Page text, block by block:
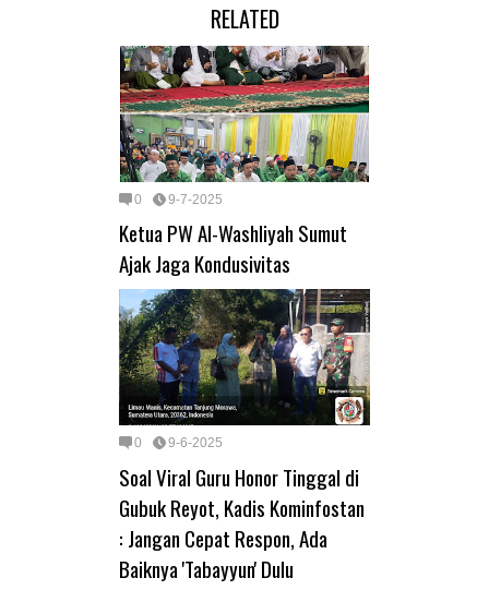
RELATED
0 9-7-2025
Ketua PW Al-Washliyah Sumut
Ajak Jaga Kondusivitas
0 9-6-2025
Soal Viral Guru Honor Tinggal di
Gubuk Reyot, Kadis Kominfostan
: Jangan Cepat Respon, Ada
Baiknya 'Tabayyun' Dulu